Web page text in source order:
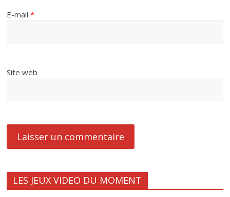
E-mail*
Site web
LES JEUX VIDEO DU MOMENT